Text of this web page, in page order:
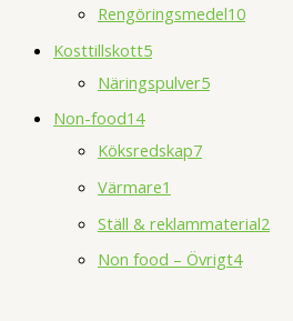
Rengöringsmedel10
Kosttillskott5
Näringspulver5
Non-food14
Köksredskap7
Värmare1
Ställ & reklammaterial2
Non food – Övrigt4